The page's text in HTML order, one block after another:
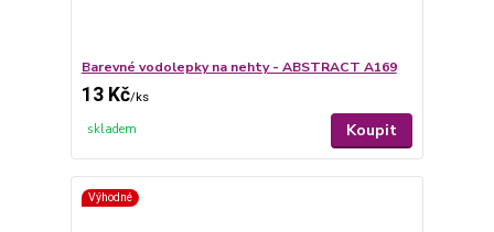
Barevné vodolepky na nehty - ABSTRACT A169
13 Kč/ks
skladem Koupit
Výhodné